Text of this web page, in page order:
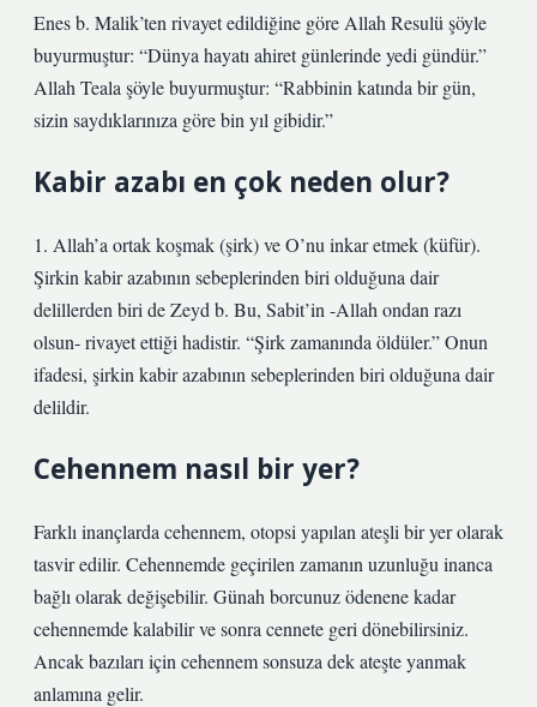
Enes b. Malik’ten rivayet edildiğine göre Allah Resulü şöyle
buyurmuştur: “Dünya hayatı ahiret günlerinde yedi gündür.”
Allah Teala şöyle buyurmuştur: “Rabbinin katında bir gün,
sizin saydıklarınıza göre bin yıl gibidir.”
Kabir azabı en çok neden olur?
1. Allah’a ortak koşmak (şirk) ve O’nu inkar etmek (küfür).
Şirkin kabir azabının sebeplerinden biri olduğuna dair
delillerden biri de Zeyd b. Bu, Sabit’in -Allah ondan razı
olsun- rivayet ettiği hadistir. “Şirk zamanında öldüler.” Onun
ifadesi, şirkin kabir azabının sebeplerinden biri olduğuna dair
delildir.
Cehennem nasıl bir yer?
Farklı inançlarda cehennem, otopsi yapılan ateşli bir yer olarak
tasvir edilir. Cehennemde geçirilen zamanın uzunluğu inanca
bağlı olarak değişebilir. Günah borcunuz ödenene kadar
cehennemde kalabilir ve sonra cennete geri dönebilirsiniz.
Ancak bazıları için cehennem sonsuza dek ateşte yanmak
anlamına gelir.